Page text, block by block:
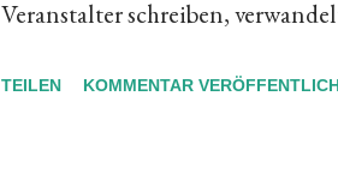
Veranstalter schreiben,
TEILEN KOMMENTAR